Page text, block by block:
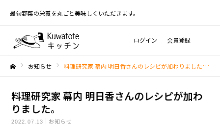
最旬野菜の栄養を丸ごと美味しくいただきます。
ログイン 会員登録
お知らせ 料理研究家 幕内 明日香さんのレシピが加わりました。
料理研究家 幕内 明日香さんのレシピが加わ
りました。
2022.07.13 お知らせ